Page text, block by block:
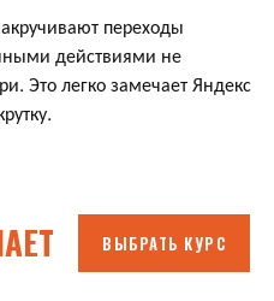
переходы
действиями не
Это легко замечает Яндекс